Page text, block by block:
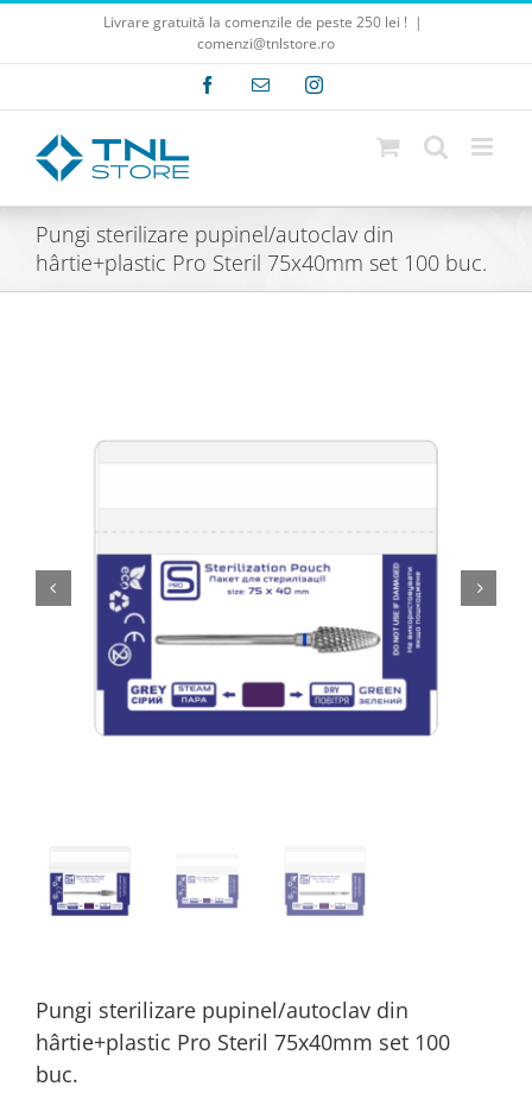
Skip
content
Livrare gratuită la comenzile de peste 250 lei ! |
comenzi@tnlstore.ro
Facebook
E-
Instagram
Pungi sterilizare pupinel/autoclav din
hârtie+plastic Pro Steril 75x40mm set 100 buc.
Pungi sterilizare pupinel/autoclav din
hârtie+plastic Pro Steril 75x40mm set 100
buc.